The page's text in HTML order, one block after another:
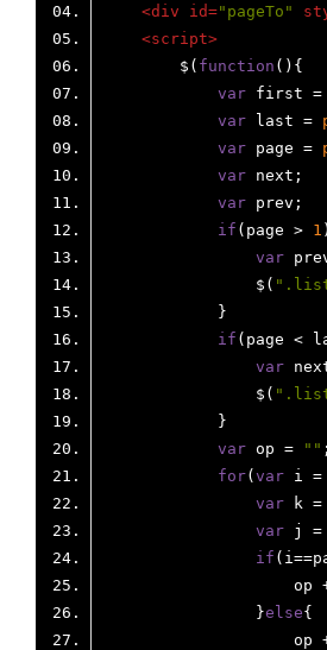
<div id="pageTo"
<script>
        $(
function ( )
var first =
var last =
var page =
var
var
if (page > 1
var
                $(
if
var
                $(
var op = ""
for(var i =
var k
var j
if
op
                }
else
op